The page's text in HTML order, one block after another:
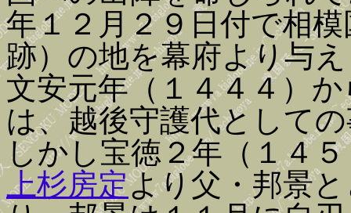
年１２月２９日付で相
跡）の地を幕府より与
文安元年（１４４４）
は、越後守護代として
しかし宝徳２年（１４
上杉房定より父・邦景